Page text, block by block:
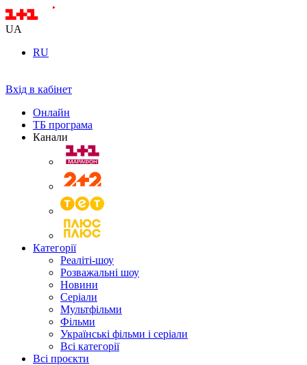
UA
RU
Вхід в кабінет
Онлайн
ТБ програма
Канали
Категорії
Реаліті-шоу
Розважальні шоу
Новини
Серіали
Мультфільми
Фільми
Українські фільми і серіали
Всі категорії
Всі проєкти